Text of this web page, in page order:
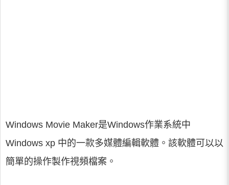
Windows Movie Maker是Windows作業系統中
Windows xp 中的一款多媒體編輯軟體。該軟體可以以
簡單的操作製作視頻檔案。